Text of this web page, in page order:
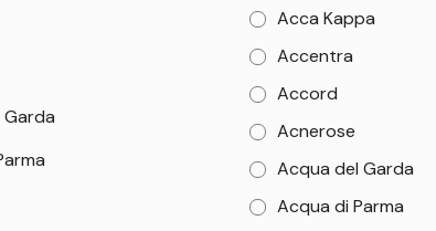
Acca Kappa
Accentra
Accord
Acnerose
Acqua del Garda
Acqua di Parma